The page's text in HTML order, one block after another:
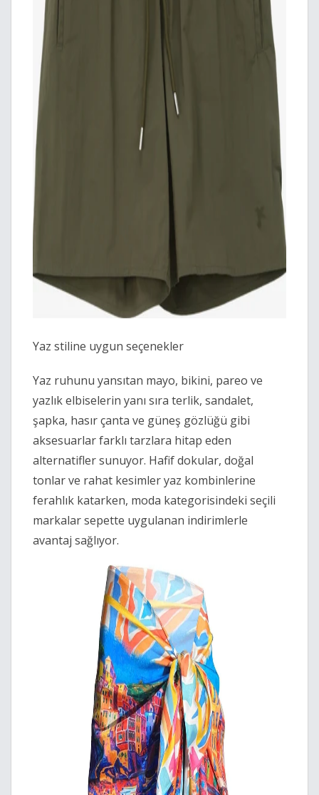
Yaz stiline uygun seçenekler
Yaz ruhunu yansıtan mayo, bikini, pareo ve
yazlık elbiselerin yanı sıra terlik, sandalet,
şapka, hasır çanta ve güneş gözlüğü gibi
aksesuarlar farklı tarzlara hitap eden
alternatifler sunuyor. Hafif dokular, doğal
tonlar ve rahat kesimler yaz kombinlerine
ferahlık katarken, moda kategorisindeki seçili
markalar sepette uygulanan indirimlerle
avantaj sağlıyor.